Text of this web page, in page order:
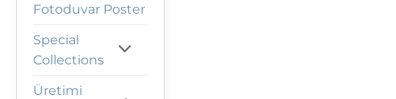
Fotoduvar Poster
Special
Collections
Üretimi